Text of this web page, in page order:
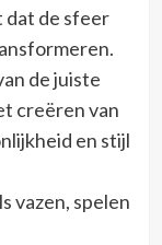
dat de sfeer
de juiste
creëren van
en stijl
vazen, spelen